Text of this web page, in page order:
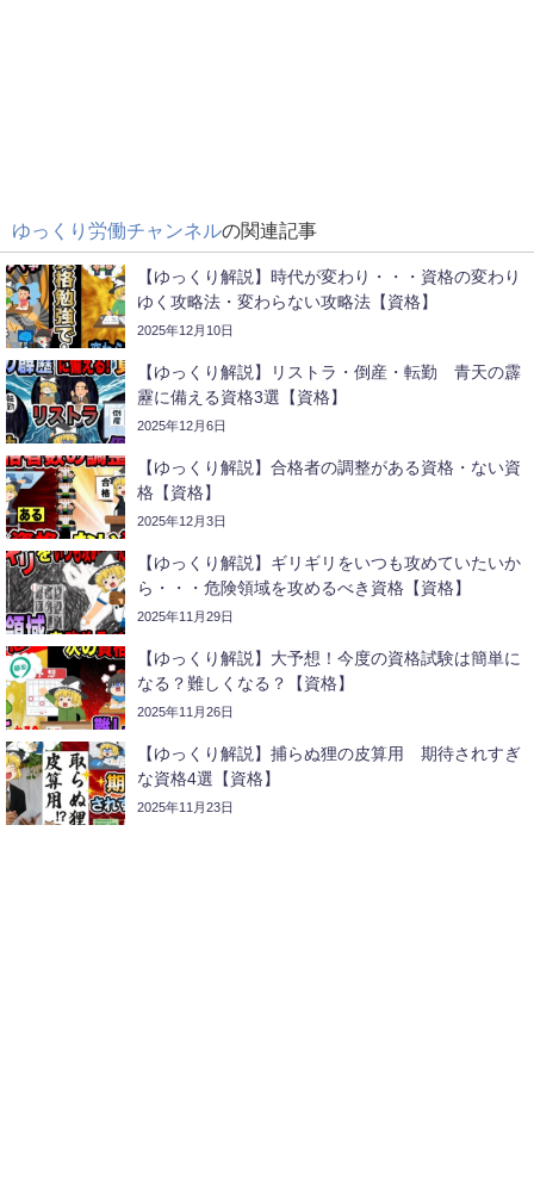
ゆっくり労働チャンネルの関連記事
【ゆっくり解説】時代が変わり・・・資格の変わり
ゆく攻略法・変わらない攻略法【資格】
2025年12月10日
【ゆっくり解説】リストラ・倒産・転勤 青天の霹
靂に備える資格3選【資格】
2025年12月6日
【ゆっくり解説】合格者の調整がある資格・ない資
格【資格】
2025年12月3日
【ゆっくり解説】ギリギリをいつも攻めていたいか
ら・・・危険領域を攻めるべき資格【資格】
2025年11月29日
【ゆっくり解説】大予想！今度の資格試験は簡単に
なる？難しくなる？【資格】
2025年11月26日
【ゆっくり解説】捕らぬ狸の皮算用 期待されすぎ
な資格4選【資格】
2025年11月23日